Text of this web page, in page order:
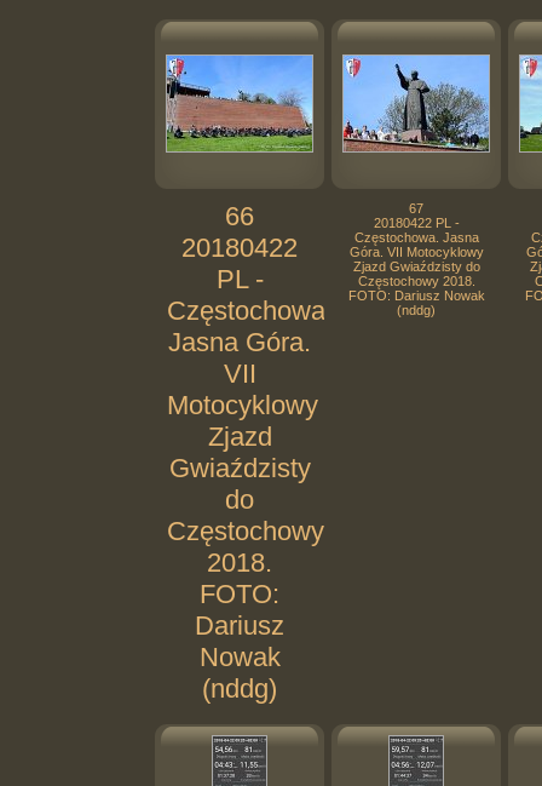
66
20180422
PL -
Częstochowa.
Jasna Góra.
VII
Motocyklowy
Zjazd
Gwiaździsty
do
Częstochowy
2018.
FOTO:
Dariusz
Nowak
(nddg)
67
20180422 PL -
Częstochowa. Jasna
Góra. VII Motocyklowy
Zjazd Gwiaździsty do
Częstochowy 2018.
FOTO: Dariusz Nowak
(nddg)